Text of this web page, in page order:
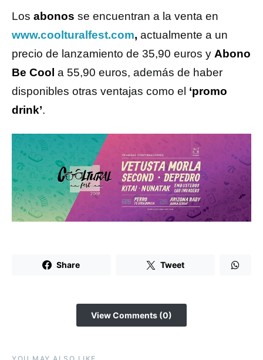
Los abonos se encuentran a la venta en
www.coolturalfest.com, actualmente a un
precio de lanzamiento de 35,90 euros y Abono
Be Cool a 55,90 euros, además de haber
disponibles otras ventajas como el ‘promo
drink’.
Share Tweet
View Comments (0)